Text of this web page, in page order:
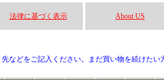
法律に基づく表示 About US
などをご記入ください。まだ買い物を続けたい